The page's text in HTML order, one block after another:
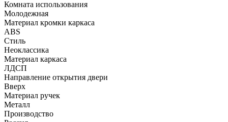
Комната использования
Молодежная
Материал кромки каркаса
ABS
Стиль
Неоклассика
Материал каркаса
ЛДСП
Направление открытия двери
Вверх
Материал ручек
Металл
Производство